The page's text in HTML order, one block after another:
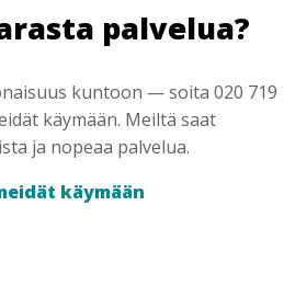
palvelua?
kuntoon — soita 020 719
käymään. Meiltä saat
ja nopeaa palvelua.
käymään